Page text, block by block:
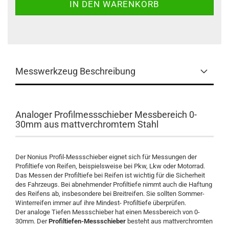
Messwerkzeug Beschreibung
Analoger Profilmessschieber Messbereich 0-
30mm aus mattverchromtem Stahl
Der Nonius Profil-Messschieber eignet sich für Messungen der
Profiltiefe von Reifen, beispielsweise bei Pkw, Lkw oder Motorrad.
Das Messen der Profiltiefe bei Reifen ist wichtig für die Sicherheit
des Fahrzeugs. Bei abnehmender Profiltiefe nimmt auch die Haftung
des Reifens ab, insbesondere bei Breitreifen. Sie sollten Sommer-
Winterreifen immer auf ihre Mindest- Profiltiefe überprüfen.
Der analoge Tiefen Messschieber hat einen Messbereich von 0-
30mm. DerProfiltiefen-Messschieber besteht aus mattverchromten